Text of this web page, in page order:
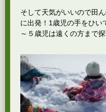
そして天気がいいので田
に出発！1歳児の手をひい
～５歳児は遠くの方まで探